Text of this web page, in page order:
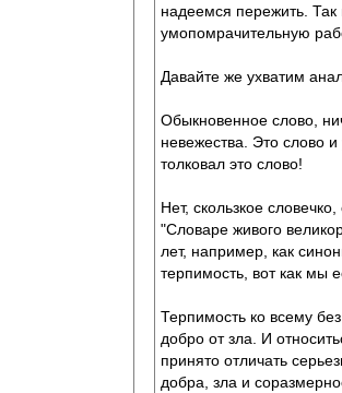
надеемся пережить.
умопомрачительную
Давайте же ухватим
Обыкновенное слово,
невежества. Это слово
толковал это слово!
Нет, скользкое
"Словаре живого
лет, например, как
терпимость, вот как мы
Терпимость ко всему
добро от зла. И
принято отличать
добра, зла и